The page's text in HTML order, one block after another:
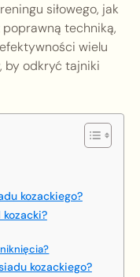
siłowego, jak
techniką,
wielu
by odkryć tajniki
kozackiego?
kozackiego?